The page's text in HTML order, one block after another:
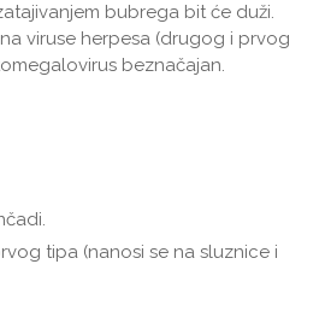
bubrega bit će duži.
viruse herpesa (drugog i prvog
beznačajan.
tipa (nanosi se na sluznice i